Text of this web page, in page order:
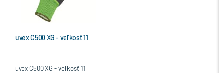
uvex C500 XG - veľkosť 11
uvex C500 XG - veľkosť 11